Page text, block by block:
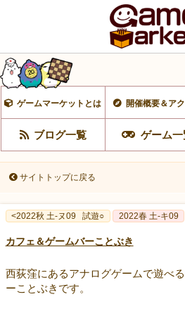
ゲームマーケットとは 開催概要＆ア
ブログ一覧 ゲーム一
サイトトップに戻る
<2022秋 土-ヌ09 試遊○ 2022春 土-キ09
カフェ＆ゲームバーことぶき
西荻窪にあるアナログゲームで遊べ
ーことぶきです。